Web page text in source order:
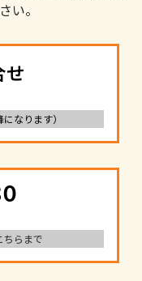
い。
せ
なります）
ちらまで